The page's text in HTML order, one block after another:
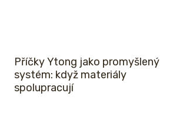
Příčky Ytong jako promyšlený
systém: když materiály
spolupracují